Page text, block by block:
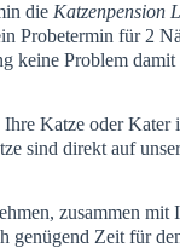
die Katzenpension
Probetermin für 2
keine Problem
Katze oder
sind direkt auf
zusammen mit
genügend Zeit für